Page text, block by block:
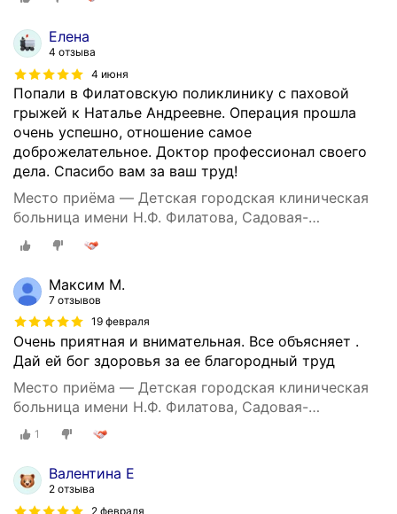
Елена
4 отзыва
4 июня
Попали в Филатовскую поликлинику с паховой
грыжей к Наталье Андреевне. Операция прошла
очень успешно, отношение самое
доброжелательное. Доктор профессионал своего
дела. Спасибо вам за ваш труд!
Место приёма — Детская городская клиническая
больница имени Н.Ф. Филатова, Садовая-
Кудринская улица, 15, стр. 3
Максим М.
7 отзывов
19 февраля
Очень приятная и внимательная. Все объясняет .
Дай ей бог здоровья за ее благородный труд
Место приёма — Детская городская клиническая
больница имени Н.Ф. Филатова, Садовая-
Кудринская улица, 15, стр. 3
1
Валентина Е
2 отзыва
2 февраля